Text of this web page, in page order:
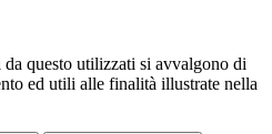
questo utilizzati si avvalgono di
ed utili alle finalità illustrate nella